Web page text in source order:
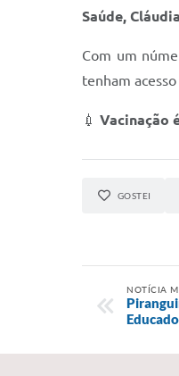
Saúde, Cláudia
Com um
tenham
💉 Vacinação
GOSTEI
NOTÍCIA